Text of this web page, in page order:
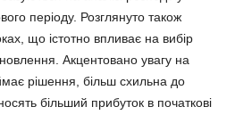
періоду. Розглянуто також
що істотно впливає на вибір
Акцентовано увагу на
рішення, більш схильна до
більший прибуток в початкові